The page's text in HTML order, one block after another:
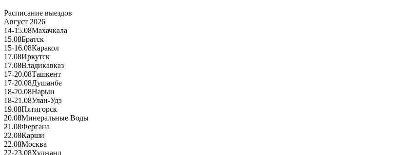
Расписание выездов
Август 2026
14-15.08Махачкала
15.08Братск
15-16.08Каракол
17.08Иркутск
17.08Владикавказ
17-20.08Ташкент
17-20.08Душанбе
18-20.08Нарын
18-21.08Улан-Удэ
19.08Пятигорск
20.08Минеральные Воды
21.08Фергана
22.08Карши
22.08Москва
22-23.08Худжанд